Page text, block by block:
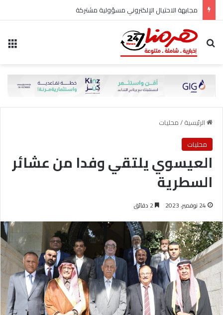
مجابهة الاحتيال الإلكتروني مسؤولية مشتركة
بحث عن
الرئيسية/محليات
محليات
العيسوي يلتقي وفدا من عشائر
السطرية
24 نوفمبر، 2023